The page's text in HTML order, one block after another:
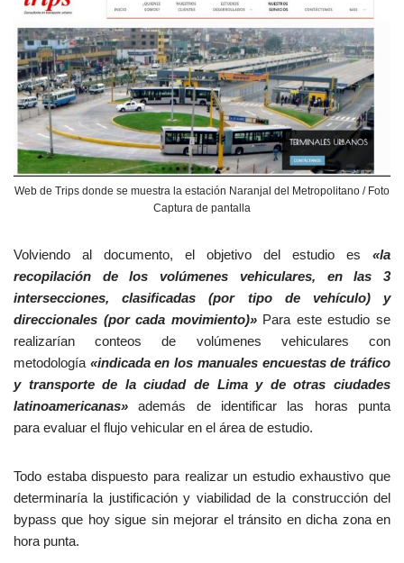
Web de Trips donde se muestra la estación Naranjal del Metropolitano / Foto
Captura de pantalla
Volviendo al documento, el objetivo del estudio es «la
recopilación de los volúmenes vehiculares, en las 3
intersecciones, clasificadas (por tipo de vehículo) y
direccionales (por cada movimiento)»Para este estudio se
realizarían conteos de volúmenes vehiculares con
metodología «indicada en los manuales encuestas de tráfico
y transporte de la ciudad de Lima y de otras ciudades
latinoamericanas» además de identificar las horas punta
para evaluar el flujo vehicular en el área de estudio.
Todo estaba dispuesto para realizar un estudio exhaustivo que
determinaría la justificación y viabilidad de la construcción del
bypass que hoy sigue sin mejorar el tránsito en dicha zona en
hora punta.